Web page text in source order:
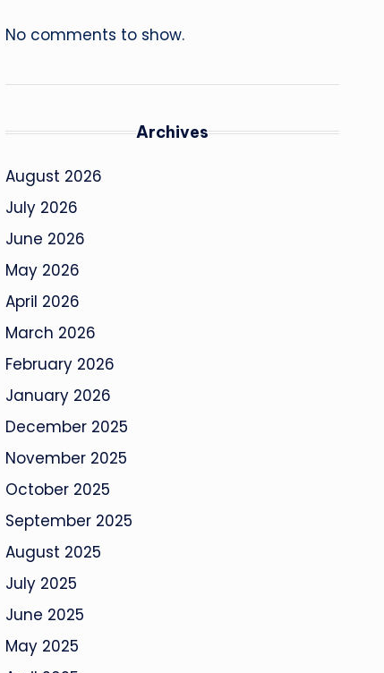
No comments to show.
Archives
August 2026
July 2026
June 2026
May 2026
April 2026
March 2026
February 2026
January 2026
December 2025
November 2025
October 2025
September 2025
August 2025
July 2025
June 2025
May 2025